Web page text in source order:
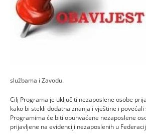
službama i Zavodu.
Cilj Programa je uključiti nezaposlene osobe
kako bi stekli dodatna znanja i vještine i
Programima će biti obuhvaćene nezaposlene
prijavljene na evidenciji nezaposlenih u